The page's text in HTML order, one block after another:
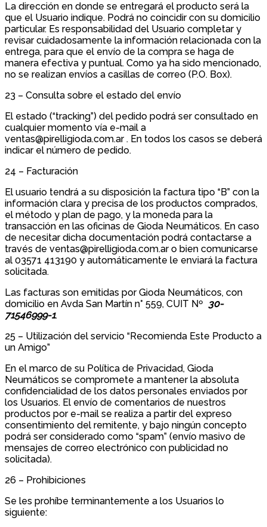
La dirección en donde se entregará el producto será la
que el Usuario indique. Podrá no coincidir con su domicilio
particular. Es responsabilidad del Usuario completar y
revisar cuidadosamente la información relacionada con la
entrega, para que el envío de la compra se haga de
manera efectiva y puntual. Como ya ha sido mencionado,
no se realizan envíos a casillas de correo (P.O. Box).
23 – Consulta sobre el estado del envío
El estado (“tracking”) del pedido podrá ser consultado en
cualquier momento vía e-mail a
ventas@pirelligioda.com.ar . En todos los casos se deberá
indicar el número de pedido.
24 – Facturación
El usuario tendrá a su disposición la factura tipo “B” con la
información clara y precisa de los productos comprados,
el método y plan de pago, y la moneda para la
transacción en las oficinas de Gioda Neumáticos. En caso
de necesitar dicha documentación podrá contactarse a
través de ventas@pirelligioda.com.ar o bien comunicarse
al 03571 413190 y automáticamente le enviará la factura
solicitada.
Las facturas son emitidas por Gioda Neumáticos, con
domicilio en Avda San Martín n° 559, CUIT Nº 30-
71546999-1.
25 – Utilización del servicio “Recomienda Este Producto a
un Amigo”
En el marco de su Política de Privacidad, Gioda
Neumáticos se compromete a mantener la absoluta
confidencialidad de los datos personales enviados por
los Usuarios. El envío de comentarios de nuestros
productos por e-mail se realiza a partir del expreso
consentimiento del remitente, y bajo ningún concepto
podrá ser considerado como “spam” (envío masivo de
mensajes de correo electrónico con publicidad no
solicitada).
26 – Prohibiciones
Se les prohíbe terminantemente a los Usuarios lo
siguiente: